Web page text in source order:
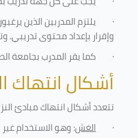
· يلتزم المدربين الذين
وإقرار بإعداد محتوى تدريبي.
· كما يقر المدرب بجامعة
أشكال انتهاك
تتعدد أشكال انتهاك مبادئ
· الغش: وهو الاستخدام